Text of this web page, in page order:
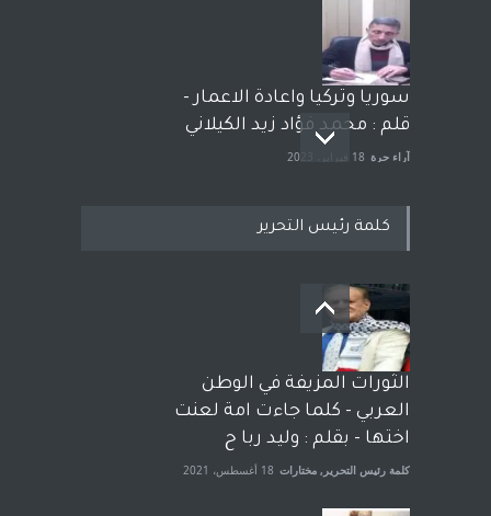
سوريا وتركيا واعادة الاعمار -
قلم : محمد فؤاد زيد الكيلاني
آراء حرة 18 فبراير، 2023
بعد معارك قضائية طاحنة كتب
وترافع فيها بنفسه مرة اخرى..
الشيخ طارق يوسف يقهر
الحكومة الأمريكية ، فأعطوه
الجنسية عن يد وهم صاغرون،
آراء حرة مختارات 7 أبريل، 2023
كلمة رئيس التحرير
الثورات المزيفة في الوطن
العربي - كلما جاءت امة لعنت
اختها - بقلم : وليد ربا ح
كلمة رئيس التحرير , مختارات 18 أغسطس، 2021